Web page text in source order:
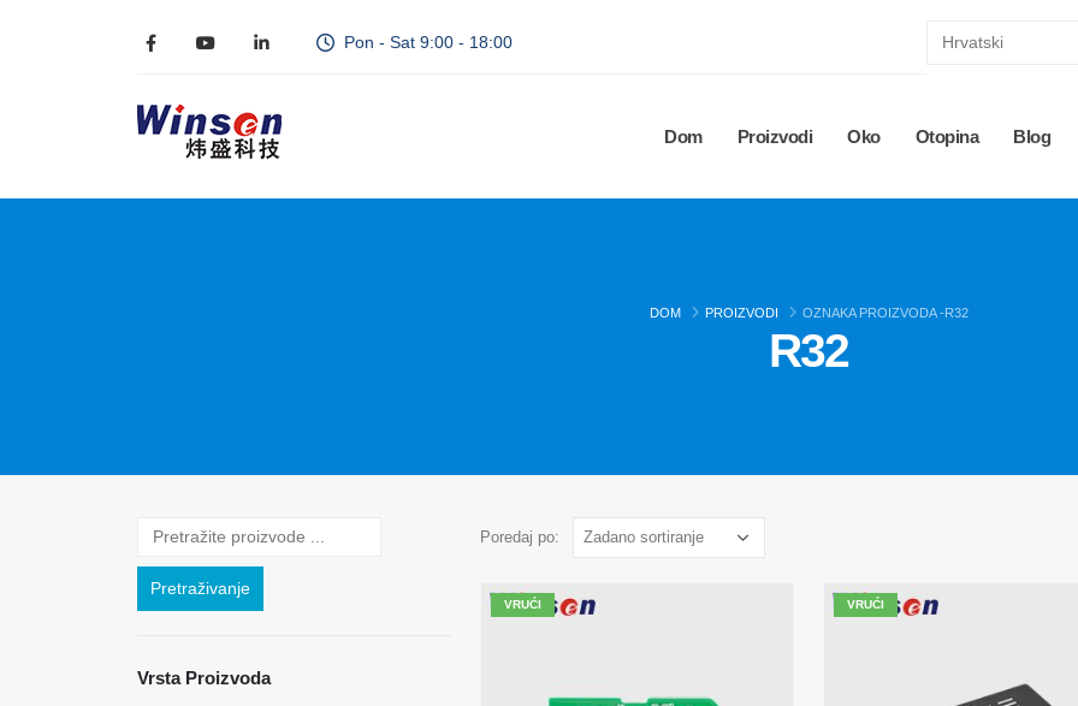
Pon - Sat 9:00 - 18:00
Dom Proizvodi Oko Otopina Blog
DOM PROIZVODI OZNAKA PROIZVODA -R32
R32
Poredaj po:
VRUĆI VRUĆI
Pretraživanje
Vrsta Proizvoda